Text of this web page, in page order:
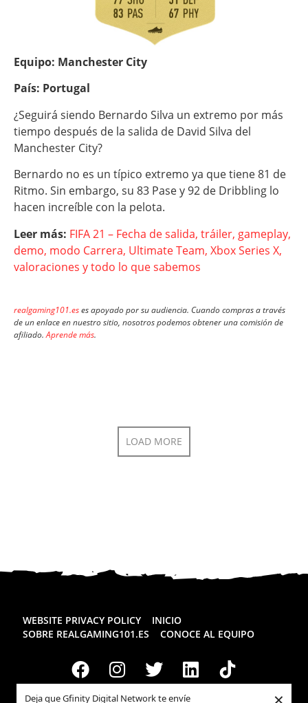
Deja que Gfinity Digital Network te envíe
Equipo: Manchester City
País: Portugal
¿Seguirá siendo Bernardo Silva un extremo por más
tiempo después de la salida de David Silva del
Manchester City?
Bernardo no es un típico extremo ya que tiene 81 de
Ritmo. Sin embargo, su 83 Pase y 92 de Dribbling lo
hacen increíble con la pelota.
Leer más: FIFA 21 – Fecha de salida, tráiler, gameplay,
demo, modo Carrera, Ultimate Team, Xbox Series X,
valoraciones y todo lo que sabemos
realgaming101.eses apoyado por su audiencia. Cuando compras a través
de un enlace en nuestro sitio, nosotros podemos obtener una comisión de
afiliado.Aprende más.
LOAD MORE
WEBSITE PRIVACY POLICY
INICIO
SOBRE REALGAMING101.ES
CONOCE AL EQUIPO